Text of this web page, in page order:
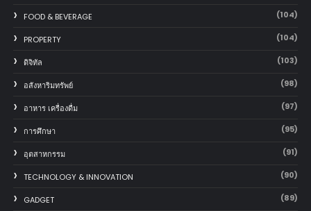
FOOD & BEVERAGE (104)
PROPERTY (104)
ดิจิทัล (103)
อสังหาริมทรัพย์ (98)
อาหาร เครื่องดื่ม (97)
การศึกษา (95)
อุตสาหกรรม (91)
TECHNOLOGY & INNOVATION (90)
GADGET (89)